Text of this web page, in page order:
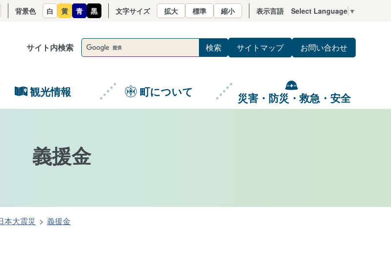
サイト内検索 サイトマップ お問い合わせ
観光情報 町について 災害・防災・救急・安全
背景色 白 黄 青 黒 文字サイズ 拡大 標準 縮小 表示言語 Select Language ▼
義援金
本大震災 義援金